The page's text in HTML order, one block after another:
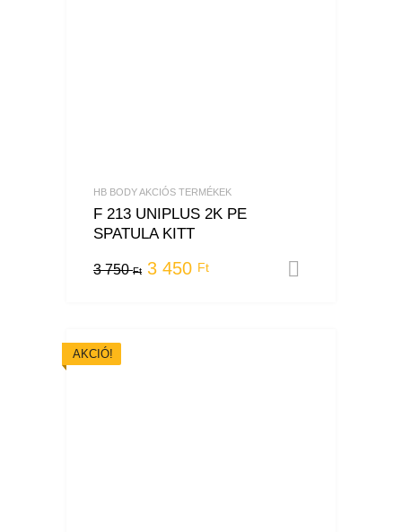
HB BODY AKCIÓS TERMÉKEK
F 213 UNIPLUS 2K PE
SPATULA KITT
3 750Ft 3 450 Ft
AKCIÓ!